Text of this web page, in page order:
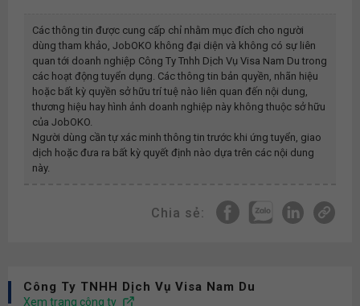
Các thông tin được cung cấp chỉ nhằm mục đích cho người
dùng tham khảo, JobOKO không đại diện và không có sự liên
quan tới doanh nghiệp Công Ty Tnhh Dịch Vụ Visa Nam Du trong
các hoạt động tuyển dụng. Các thông tin bản quyền, nhãn hiệu
hoặc bất kỳ quyền sở hữu trí tuệ nào liên quan đến nội dung,
thương hiệu hay hình ảnh doanh nghiệp này không thuộc sở hữu
của JobOKO.
Người dùng cần tự xác minh thông tin trước khi ứng tuyển, giao
dịch hoặc đưa ra bất kỳ quyết định nào dựa trên các nội dung
này.
Chia sẻ:
Công Ty TNHH Dịch Vụ Visa Nam Du
Xem trang công ty